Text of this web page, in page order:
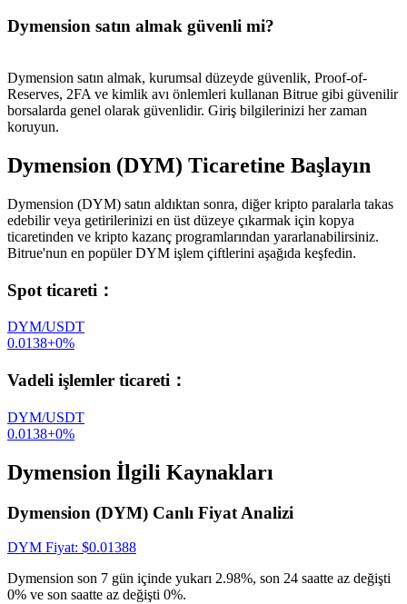
Dymension satın almak güvenli mi?
Dymension satın almak, kurumsal düzeyde güvenlik, Proof-of-
Reserves, 2FA ve kimlik avı önlemleri kullanan Bitrue gibi güvenilir
borsalarda genel olarak güvenlidir. Giriş bilgilerinizi her zaman
koruyun.
Dymension (DYM) Ticaretine Başlayın
Dymension (DYM) satın aldıktan sonra, diğer kripto paralarla takas
edebilir veya getirilerinizi en üst düzeye çıkarmak için kopya
ticaretinden ve kripto kazanç programlarından yararlanabilirsiniz.
Bitrue'nun en popüler DYM işlem çiftlerini aşağıda keşfedin.
Spot ticareti ：
DYM/USDT
0.0138+0%
Vadeli işlemler ticareti ：
DYM/USDT
0.0138+0%
Dymension İlgili Kaynakları
Dymension (DYM) Canlı Fiyat Analizi
DYM Fiyat: $0.01388
Dymension son 7 gün içinde yukarı 2.98%, son 24 saatte az değişti
0% ve son saatte az değişti 0%.